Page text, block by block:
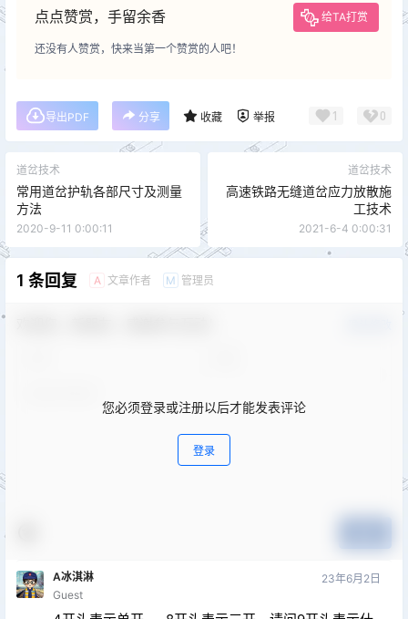
点点赞赏，手留余香 给TA打赏
还没有人赞赏，快来当第一个赞赏的人吧！
导出PDF 分享 收藏 举报 1 0
道岔技术
常用道岔护轨各部尺寸及测量
方法
2020-9-11 0:00:11
道岔技术
高速铁路无缝道岔应力放散施
工技术
2021-6-4 0:00:31
1 条回复 A 文章作者 M 管理员
您必须登录或注册以后才能发表评论
登录
A冰淇淋
Guest
23年6月2日